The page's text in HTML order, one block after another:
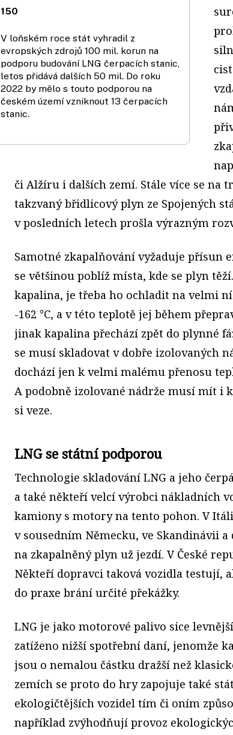
150
V loňském roce stát vyhradil z
evropských zdrojů 100 mil. korun na
podporu budování LNG čerpacích stanic,
letos přidává dalších 50 mil. Do roku
2022 by mělo s touto podporou na
českém území vzniknout 13 čerpacích
stanic.
či Alžíru i dalších zemí. Stále více se na
takzvaný břidlicový plyn ze Spojených
v posledních letech prošla výrazným
Samotné zkapalňování vyžaduje přísun
se většinou poblíž místa, kde se plyn
kapalina, je třeba ho ochladit na velmi
-162 °C, a v této teplotě jej během
jinak kapalina přechází zpět do plynné
se musí skladovat v dobře izolovaných
dochází jen k velmi malému přenosu
A podobně izolované nádrže musí mít i
si veze.
LNG se státní podporou
Technologie skladování LNG a jeho
a také někteří velcí výrobci nákladních
kamiony s motory na tento pohon. V
v sousedním Německu, ve Skandinávii
na zkapalněný plyn už jezdí. V České
Někteří dopravci taková vozidla testují,
do praxe brání určité překážky.
LNG je jako motorové palivo sice
zatíženo nižší spotřební daní, jenomže
jsou o nemalou částku dražší než
zemích se proto do hry zapojuje také
ekologičtějších vozidel tím či oním
například zvýhodňují provoz